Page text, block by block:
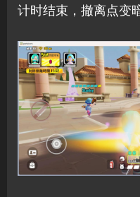
计时结束，撤离点变